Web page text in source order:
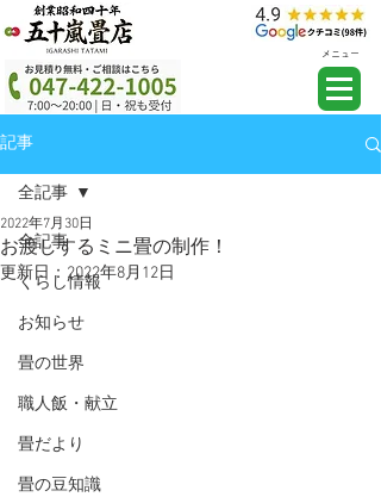
メニュー
記事
全記事
くらし情報
お知らせ
畳の世界
職人飯・献立
畳だより
畳の豆知識
全記事
お渡しするミニ畳の制作！
2022年7月30日
更新日： 2022年8月12日